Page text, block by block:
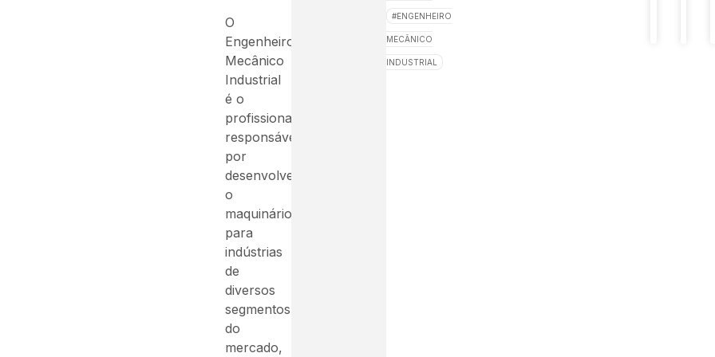
O
Engenheiro
Mecânico
Industrial
é o
profissional
responsável
por
desenvolver
o
maquinário
para
indústrias
de
diversos
segmentos
do
mercado,
ENGENHEIRO
MECÂNICO
INDUSTRIAL